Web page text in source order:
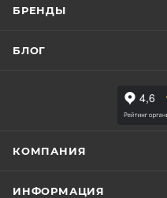
БРЕНДЫ
БЛОГ
КОМПАНИЯ
ИНФОРМАЦИЯ